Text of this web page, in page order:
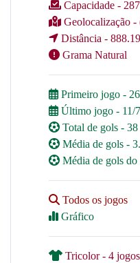
Capacidade -
Geolocalização
Distância -
Grama Natural
Primeiro jogo -
Último jogo - 11/
Total de gols - 38
Média de gols -
Média de gols
Todos os jogos
Gráfico
Tricolor - 4 jogos